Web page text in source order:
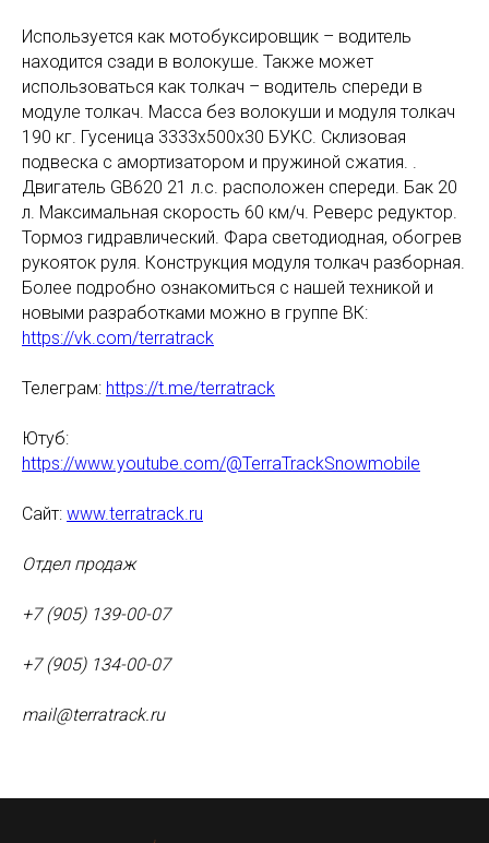
Используется как мотобуксировщик – водитель
находится сзади в волокуше. Также может
использоваться как толкач – водитель спереди в
модуле толкач. Масса без волокуши и модуля толкач
190 кг. Гусеница 3333х500х30 БУКС. Склизовая
подвеска с амортизатором и пружиной сжатия. .
Двигатель GB620 21 л.с. расположен спереди. Бак 20
л. Максимальная скорость 60 км/ч. Реверс редуктор.
Тормоз гидравлический. Фара светодиодная, обогрев
рукояток руля. Конструкция модуля толкач разборная.
Более подробно ознакомиться с нашей техникой и
новыми разработками можно в группе ВК:
https://vk.com/terratrack
Телеграм: https://t.me/terratrack
Ютуб:
https://www.youtube.com/@TerraTrackSnowmobile
Сайт: www.terratrack.ru
Отдел продаж
+7 (905) 139-00-07
+7 (905) 134-00-07
mail@terratrack.ru